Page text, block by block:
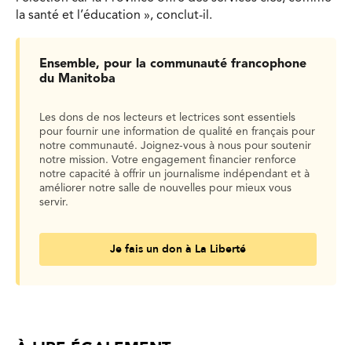
la santé et l’éducation », conclut-il.
Ensemble, pour la communauté francophone
du Manitoba
Les dons de nos lecteurs et lectrices sont essentiels
pour fournir une information de qualité en français pour
notre communauté. Joignez-vous à nous pour soutenir
notre mission. Votre engagement financier renforce
notre capacité à offrir un journalisme indépendant et à
améliorer notre salle de nouvelles pour mieux vous
servir.
Je fais un don à La Liberté